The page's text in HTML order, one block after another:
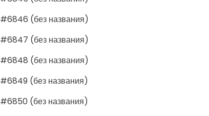
#6846 (без названия)
#6847 (без названия)
#6848 (без названия)
#6849 (без названия)
#6850 (без названия)